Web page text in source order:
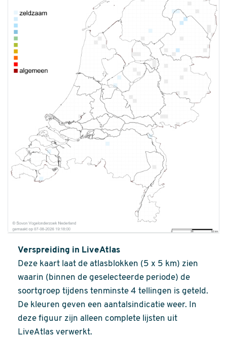
Verspreiding in LiveAtlas
Deze kaart laat de atlasblokken (5 x 5 km) zien
waarin (binnen de geselecteerde periode) de
soortgroep tijdens tenminste 4 tellingen is geteld.
De kleuren geven een aantalsindicatie weer. In
deze figuur zijn alleen complete lijsten uit
LiveAtlas verwerkt.